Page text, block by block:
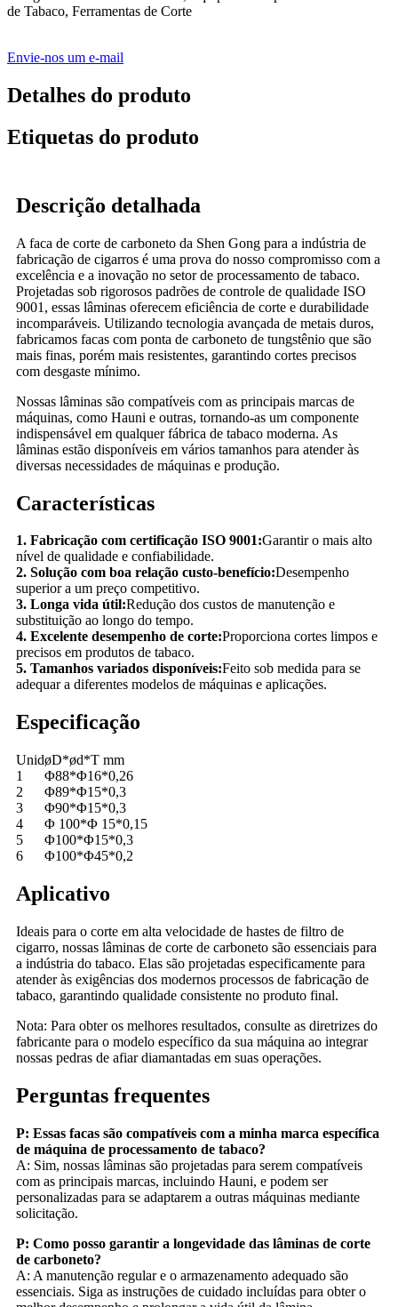
de Tabaco, Ferramentas de Corte
Envie-nos um e-mail
Detalhes do produto
Etiquetas do produto
Descrição detalhada
A faca de corte de carboneto da Shen Gong para a indústria de
fabricação de cigarros é uma prova do nosso compromisso com a
excelência e a inovação no setor de processamento de tabaco.
Projetadas sob rigorosos padrões de controle de qualidade ISO
9001, essas lâminas oferecem eficiência de corte e durabilidade
incomparáveis. Utilizando tecnologia avançada de metais duros,
fabricamos facas com ponta de carboneto de tungstênio que são
mais finas, porém mais resistentes, garantindo cortes precisos
com desgaste mínimo.
Nossas lâminas são compatíveis com as principais marcas de
máquinas, como Hauni e outras, tornando-as um componente
indispensável em qualquer fábrica de tabaco moderna. As
lâminas estão disponíveis em vários tamanhos para atender às
diversas necessidades de máquinas e produção.
Características
1. Fabricação com certificação ISO 9001:Garantir o mais alto
nível de qualidade e confiabilidade.
2. Solução com boa relação custo-benefício:Desempenho
superior a um preço competitivo.
3. Longa vida útil:Redução dos custos de manutenção e
substituição ao longo do tempo.
4. Excelente desempenho de corte:Proporciona cortes limpos e
precisos em produtos de tabaco.
5. Tamanhos variados disponíveis:Feito sob medida para se
adequar a diferentes modelos de máquinas e aplicações.
Especificação
UnidøD*ød*T mm
1
Φ88*Φ16*0,26
2
Φ89*Φ15*0,3
3
Φ90*Φ15*0,3
4
Φ 100*Φ 15*0,15
5
Φ100*Φ15*0,3
6
Φ100*Φ45*0,2
Aplicativo
Ideais para o corte em alta velocidade de hastes de filtro de
cigarro, nossas lâminas de corte de carboneto são essenciais para
a indústria do tabaco. Elas são projetadas especificamente para
atender às exigências dos modernos processos de fabricação de
tabaco, garantindo qualidade consistente no produto final.
Nota: Para obter os melhores resultados, consulte as diretrizes do
fabricante para o modelo específico da sua máquina ao integrar
nossas pedras de afiar diamantadas em suas operações.
Perguntas frequentes
P: Essas facas são compatíveis com a minha marca específica
de máquina de processamento de tabaco?
A: Sim, nossas lâminas são projetadas para serem compatíveis
com as principais marcas, incluindo Hauni, e podem ser
personalizadas para se adaptarem a outras máquinas mediante
solicitação.
P: Como posso garantir a longevidade das lâminas de corte
de carboneto?
A: A manutenção regular e o armazenamento adequado são
essenciais. Siga as instruções de cuidado incluídas para obter o